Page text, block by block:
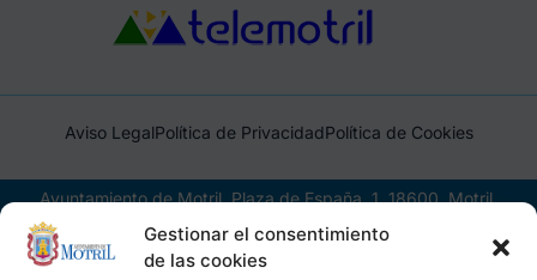
Gestionar el consentimiento
de las cookies
Aviso LegalPolítica de PrivacidadPolítica de Cookies
Ayuntamiento de Motril, Plaza de España, 1, 18600, Motril,
(Granada), CIF: P1814200J, DIR3: L01181400